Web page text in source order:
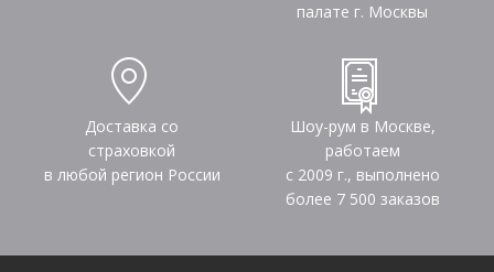
палате г. Москвы
Доставка со
страховкой
в любой регион России
Шоу-рум в Москве,
работаем
с 2009 г., выполнено
более 7 500 заказов